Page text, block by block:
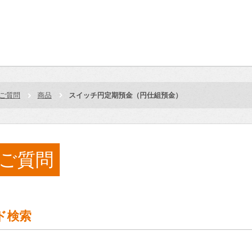
質問 商品 スイッチ円定期預金（円仕組預金）
質問
検索